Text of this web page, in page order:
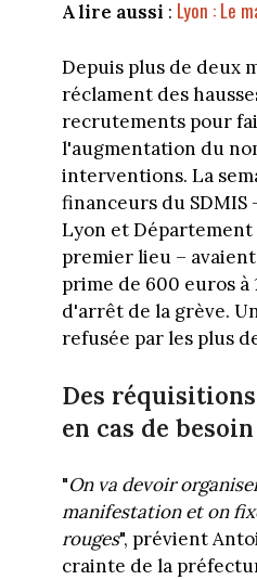
A lire aussi : Lyon : Le
Depuis plus de deux
réclament des
recrutements pour
l'augmentation du
interventions. La
financeurs du SDMIS
Lyon et Département
premier lieu –
prime de 600 euros à
d'arrêt de la grève.
refusée par les plus
Des
en cas de besoin
"On va devoir
manifestation et on
rouges", prévient
crainte de la